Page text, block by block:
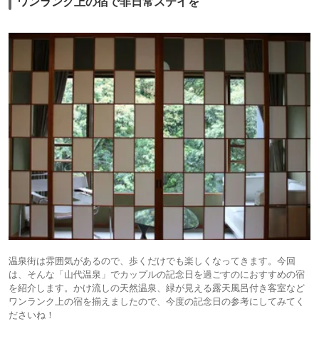
温泉街は雰囲気があるので、歩くだけでも楽しくなってきます。今回
は、そんな「山代温泉」でカップルの記念日を過ごすのにおすすめの宿
を紹介します。かけ流しの天然温泉、緑が見える露天風呂付き客室など
ワンランク上の宿を揃えましたので、今度の記念日の参考にしてみてく
ださいね！